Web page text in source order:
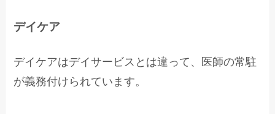
デイケア
デイケアはデイサービスとは違って、医師の常駐
が義務付けられています。